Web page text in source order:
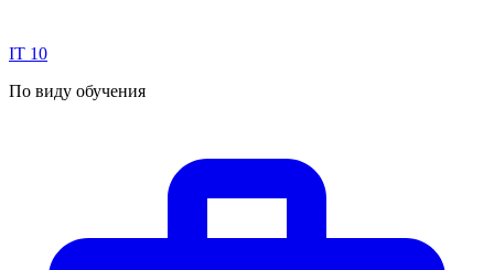
IT 10
По виду обучения